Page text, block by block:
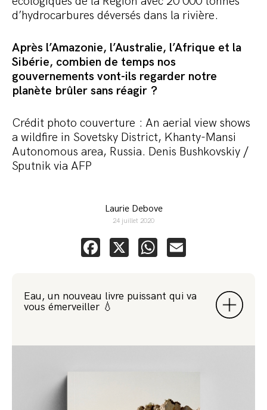
d’hydrocarbures déversés dans la rivière.
Après l’Amazonie, l’Australie, l’Afrique et la
Sibérie, combien de temps nos
gouvernements vont-ils regarder notre
planète brûler sans réagir ?
Crédit photo couverture : An aerial view shows
a wildfire in Sovetsky District, Khanty-Mansi
Autonomous area, Russia. Denis Bushkovskiy /
Sputnik via AFP
Laurie Debove
24 juillet 2020
Facebook
X WhatsApp
Eau, un nouveau livre puissant qui va
vous émerveiller 💧